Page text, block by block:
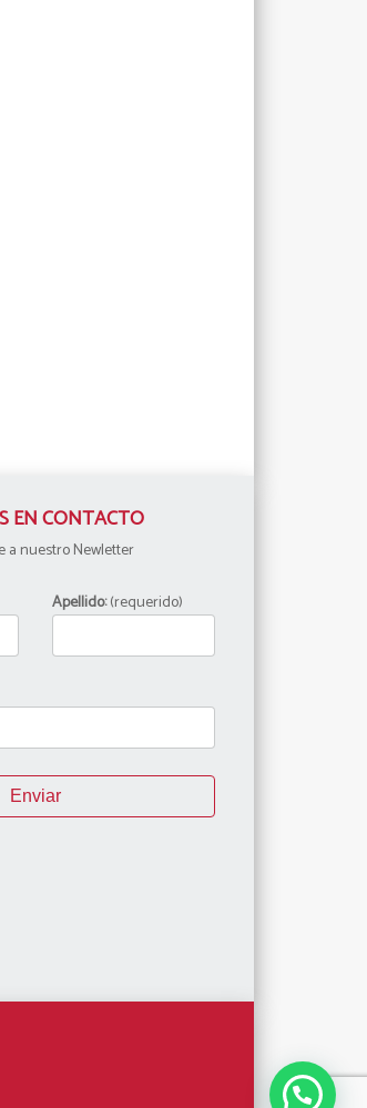
EN CONTACTO
a nuestro Newletter
Apellido:(requerido)